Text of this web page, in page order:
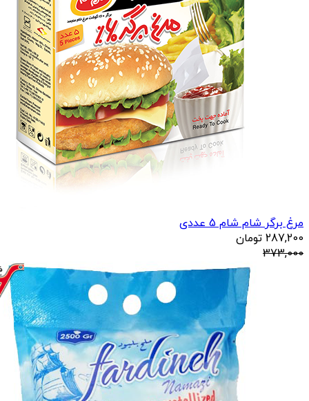
مرغ برگر شام شام 5 عددی
287,200 تومان
373,000